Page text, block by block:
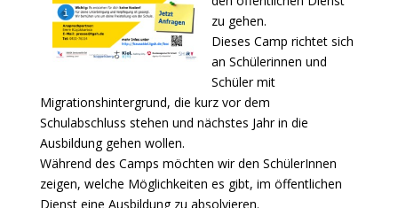
zu gehen.
Dieses Camp richtet sich
an Schülerinnen und
Schüler mit
Migrationshintergrund, die kurz vor dem
Schulabschluss stehen und nächstes Jahr in die
Ausbildung gehen wollen.
Während des Camps möchten wir den SchülerInnen
zeigen, welche Möglichkeiten es gibt, im öffentlichen
Dienst eine Ausbildung zu absolvieren.